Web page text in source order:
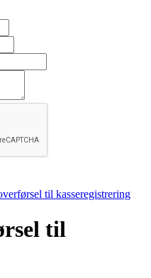
til kasseregistrering
til